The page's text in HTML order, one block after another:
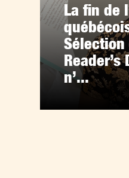
La fin de
Sélection
Reader’s
n’...